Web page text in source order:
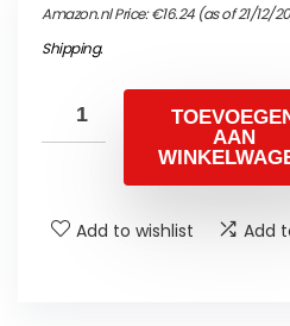
Amazon.nl Price:€16.24(as of 21/12/
Shipping.
AAN
Add to wishlist Add